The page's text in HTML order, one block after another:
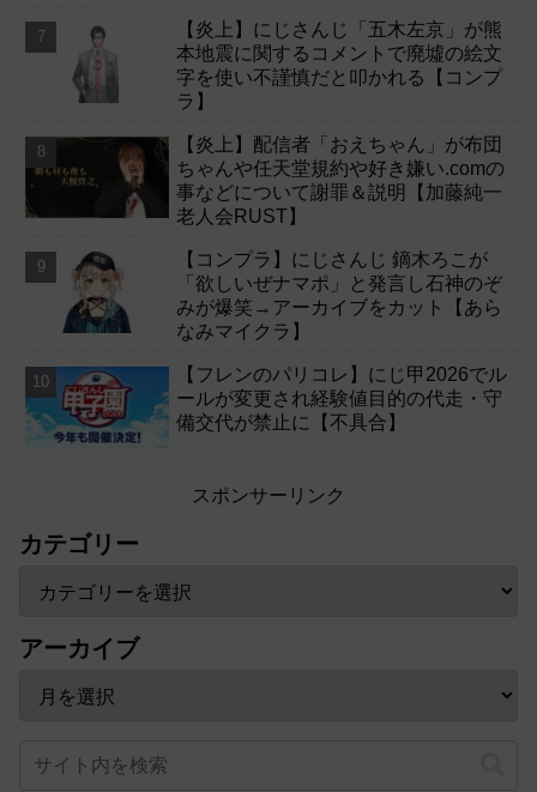
【炎上】にじさんじ「五木左京」が熊
本地震に関するコメントで廃墟の絵文
字を使い不謹慎だと叩かれる【コンプ
ラ】
【炎上】配信者「おえちゃん」が布団
ちゃんや任天堂規約や好き嫌い.comの
事などについて謝罪＆説明【加藤純一
老人会RUST】
【コンプラ】にじさんじ 鏑木ろこが
「欲しいぜナマポ」と発言し石神のぞ
みが爆笑→アーカイブをカット【あら
なみマイクラ】
【フレンのパリコレ】にじ甲2026でル
ールが変更され経験値目的の代走・守
備交代が禁止に【不具合】
スポンサーリンク
カテゴリー
アーカイブ